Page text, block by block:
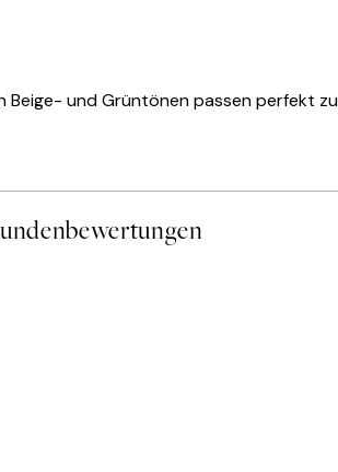
Beige- und Grüntönen passen perfekt